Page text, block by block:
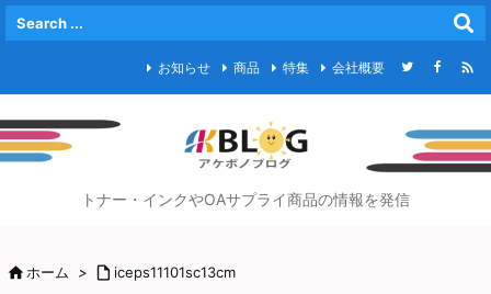
お知らせ 商品 特集 会社概要 
トナー・インクやOAサプライ商品の情報を発信
ホーム >  iceps11101sc13cm